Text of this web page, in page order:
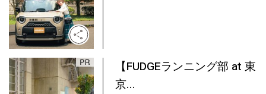
【FUDGEランニング部 at 東
京...